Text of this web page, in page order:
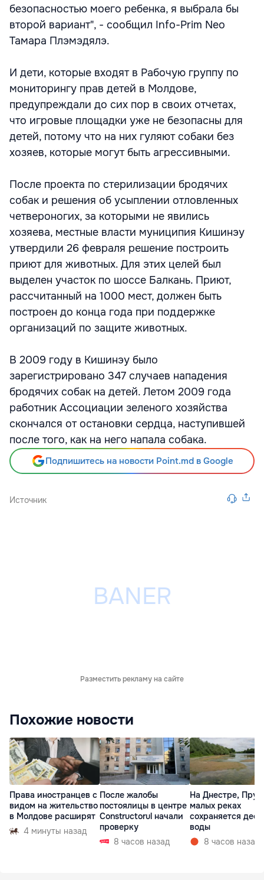
безопасностью моего ребенка, я выбрала бы
второй вариант", - сообщил Info-Prim Neo
Тамара Плэмэдялэ.
И дети, которые входят в Рабочую группу по
мониторингу прав детей в Молдове,
предупреждали до сих пор в своих отчетах,
что игровые площадки уже не безопасны для
детей, потому что на них гуляют собаки без
хозяев, которые могут быть агрессивными.
После проекта по стерилизации бродячих
собак и решения об усыплении отловленных
четвероногих, за которыми не явились
хозяева, местные власти муниципия Кишинэу
утвердили 26 февраля решение построить
приют для животных. Для этих целей был
выделен участок по шоссе Балкань. Приют,
рассчитанный на 1000 мест, должен быть
построен до конца года при поддержке
организаций по защите животных.
В 2009 году в Кишинэу было
зарегистрировано 347 случаев нападения
бродячих собак на детей. Летом 2009 года
работник Ассоциации зеленого хозяйства
скончался от остановки сердца, наступившей
после того, как на него напала собака.
Подпишитесь на новости Point.md в Google
Источник
Разместить рекламу на сайте
Похожие новости
Права иностранцев с
видом на жительство
в Молдове расширят
4 минуты назад
После жалобы
постоялицы в центре
Constructorul начали
проверку
8 часов назад
На Днестре,
малых реках
сохраняется
воды
8 часов назад